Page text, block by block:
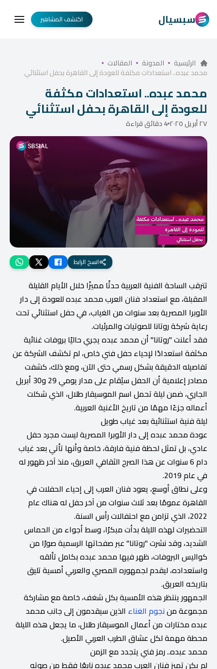
سبسيال اكتشف المشاهير
الرئيسية المدونة المقالات
محمد عبده.. استعدادات مكثفة للعودة إلى القاهرة بحفل استثنائي
محمد عبده.. استعدادات مكثفة
للعودة إلى القاهرة بحفل استثنائي
٢٧ أبريل ٢٠٢٥ 4 دقائق قراءة
انسخ الرابط
تترقب الساحة الفنية العربية حدثًا مميزًا خلال الأيام القليلة
المقبلة، مع استعداد فنان العرب محمد عبده للعودة إلى دار
الأوبرا المصرية بعد سنوات من الغياب، في حفل استثنائي تحت
رعاية شركة روتانا للصوتيات والمرئيات.
فقد أعلنت "روتانا" أن محمد عبده يجري حاليًا بروفات غنائية
مكثفة استعدادًا لإحياء حفل فني خاص، لم تكشف الشركة عن
تفاصيله الدقيقة بشكل رسمي حتى الآن، ومع ذلك، كشفت
مصادر إعلامية أن الحفل سيُقام على مدار يومي 29 و30 أبريل
الجاري، ضمن ليلة تحمل اسم الموسيقار طلال، الذي شكلت
أعماله جزءًا مهمًا من تاريخ الأغنية العربية.
ليلة فنية استثنائية بعد غياب طويل
عودة محمد عبده إلى دار الأوبرا المصرية ليست مجرد حفل
عادي، بل تمثل لحظة فنية فارقة، خاصة وأنها تأتي بعد غياب
دام 6 سنوات عن هذا الصرح الثقافي العريق، منذ آخر ظهور له
في عام 2019.
وعلى نطاق أوسع، يعود فنان العرب إلى إحياء الحفلات في
القاهرة عمومًا بعد ثلاث سنوات من آخر حفل له هناك عام
2022، الذي تزامن مع احتفالات رأس السنة.
التحضيرات لهذه الليلة بدأت مبكرًا، وسط أجواء من الحماس
الشديد، وقد نشرت "روتانا" عبر صفحاتها الرسمية صورًا من
كواليس البروفات، ظهر فيها محمد عبده بكامل تألقه
واستعداده، ليقدم لجمهوره المصري والعربي أمسية تليق
بتاريخه العريق.
الجمهور ينتظر هذه الأمسية بكل شغف، خاصة مع مشاركة
مجموعة مننجوم الغناء الذين سيقدمون إلى جانب محمد
عبده مختارات من أعمال الموسيقار طلال، ما يجعل هذه الليلة
محطة مهمة لكل عشاق الطرب العربي الأصيل.
محمد عبده.. رمز فني يتجدد مع الزمن
لم يكن تميز فنان العرب محمد عبده نابعًا فقط من صوته